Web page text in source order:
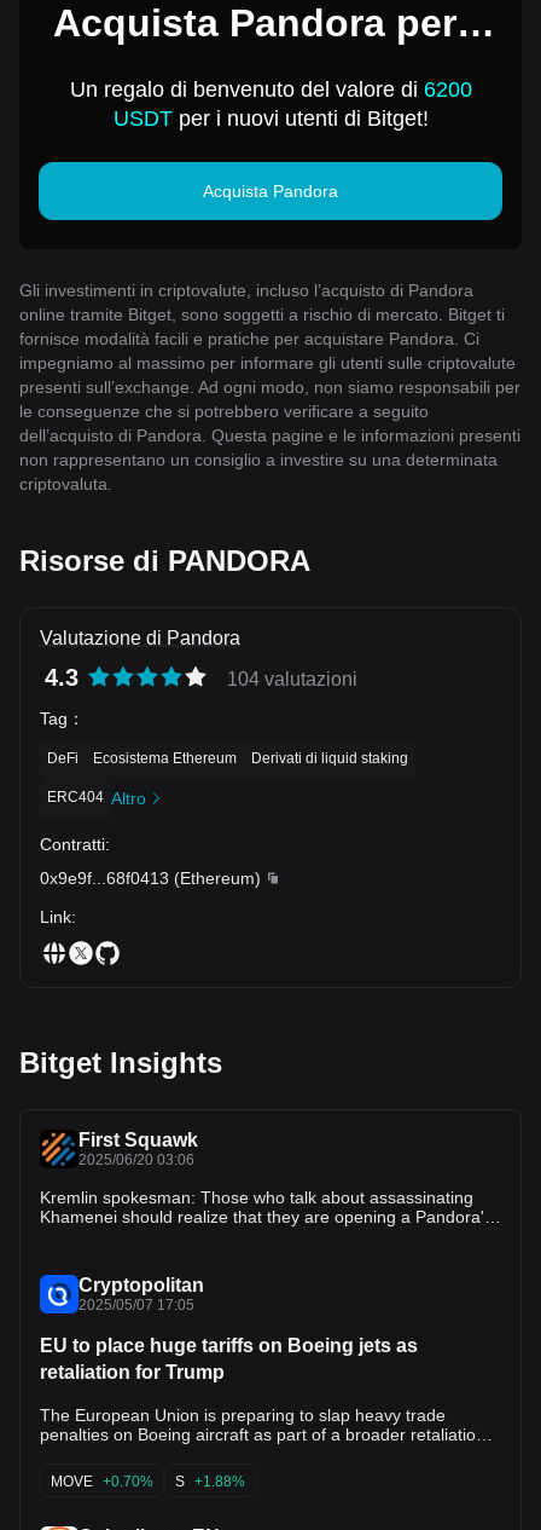
Acquista Pandora per 1
Un regalo di benvenuto del valore di 6200
USDTper i nuovi utenti di Bitget!
Acquista Pandora
Gli investimenti in criptovalute, incluso l’acquisto di Pandora
online tramite Bitget, sono soggetti a rischio di mercato. Bitget ti
fornisce modalità facili e pratiche per acquistare Pandora. Ci
impegniamo al massimo per informare gli utenti sulle criptovalute
presenti sull’exchange. Ad ogni modo, non siamo responsabili per
le conseguenze che si potrebbero verificare a seguito
dell’acquisto di Pandora. Questa pagine e le informazioni presenti
non rappresentano un consiglio a investire su una determinata
criptovaluta.
Risorse di PANDORA
Valutazione di Pandora
4.3 104 valutazioni
Tag ：
DeFi Ecosistema Ethereum Derivati di liquid staking
ERC404 Altro
Contratti:
0x9e9f
68f0413 (Ethereum)
Link:
Bitget Insights
First Squawk
2025/06/20 03:06
Kremlin spokesman: Those who talk about assassinating
Khamenei should realize that they are opening a Pandora's
Cryptopolitan
2025/05/07 17:05
EU to place huge tariffs on Boeing jets as
retaliation for Trump
The European Union is preparing to slap heavy trade
penalties on Boeing aircraft as part of a broader retaliation
fail. Brussels will propose new duties targeting American
civilian jets and other major exports, escalating a tariff war
MOVE +0.70% S +1.88%